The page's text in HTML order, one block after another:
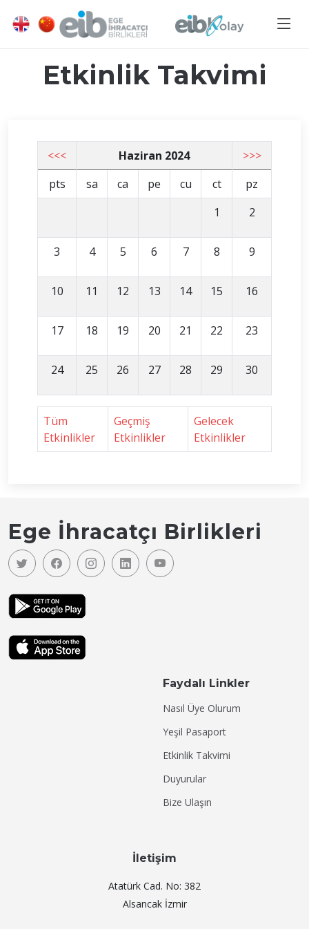
Etkinlik Takvimi
<<< Haziran 2024
>>>
pts
sa ca pe cu ct
pz
1
2
3 4 5 6 7 8 9
10 11 12 13 14 15 16
17 18 19 20 21 22 23
24 25 26 27 28 29 30
Tüm
Etkinlikler
Geçmiş
Etkinlikler
Gelecek
Etkinlikler
Ege İhracatçı Birlikleri
Faydalı Linkler
Nasıl Üye Olurum
Yeşil Pasaport
Etkinlik Takvimi
Duyurular
Bize Ulaşın
İletişim
Atatürk Cad. No: 382
Alsancak İzmir